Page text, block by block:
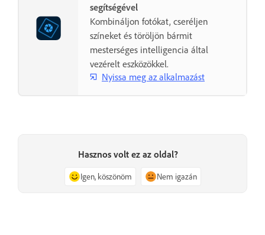
segítségével
Kombináljon fotókat, cseréljen
színeket és töröljön bármit
mesterséges intelligencia által
vezérelt eszközökkel.
Nyissa meg az alkalmazást
Hasznos volt ez az oldal?
Igen, köszönöm Nem igazán